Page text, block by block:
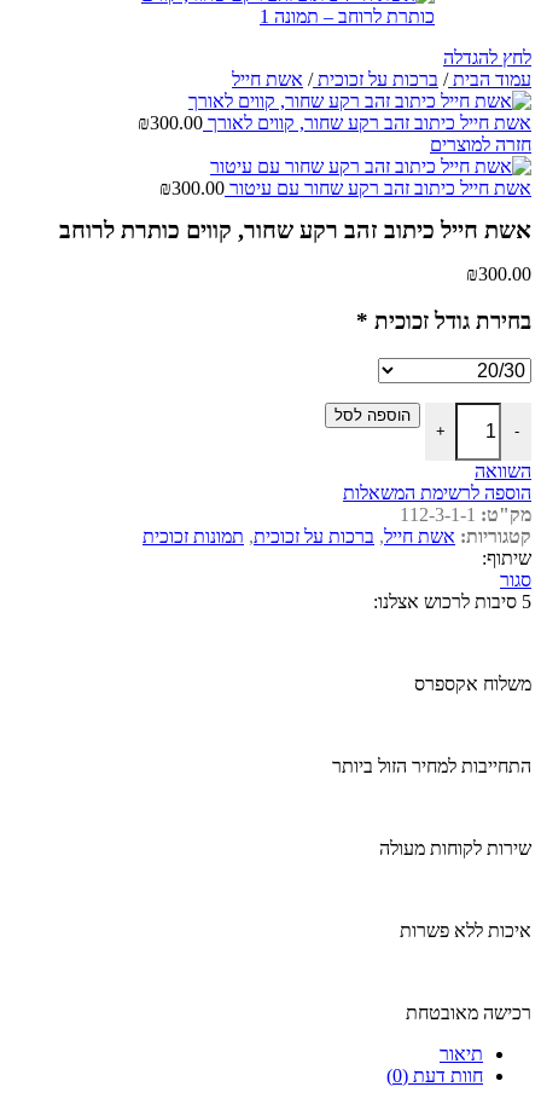
לחץ להגדלה
עמוד הבית/ ברכות על זכוכית/ אשת חייל
אשת חייל כיתוב זהב רקע שחור, קווים לאורך ₪300.00
חזרה למוצרים
אשת חייל כיתוב זהב רקע שחור עם עיטור ₪300.00
אשת חייל כיתוב זהב רקע שחור, קווים כותרת לרוחב
₪300.00
בחירת גודל זכוכית *
-
כמות של אשת חייל כיתוב זהב רקע שחור, קווים כותרת לרוחב
+
הוספה לסל
השוואה
הוספה לרשימת המשאלות
מק"ט: 112-3-1-1
קטגוריות: אשת חייל, ברכות על זכוכית, תמונות זכוכית
שיתוף:
סגור
5 סיבות לרכוש אצלנו:
משלוח אקספרס
התחייבות למחיר הזול ביותר
שירות לקוחות מעולה
איכות ללא פשרות
רכישה מאובטחת
תיאור
חוות דעת (0)